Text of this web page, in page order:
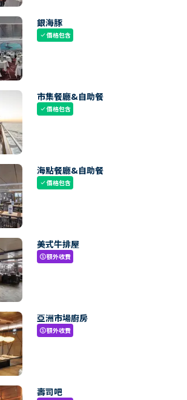
銀海豚
check價格包含
市集餐廳&自助餐
check價格包含
海點餐廳&自助餐
check價格包含
美式牛排屋
paid額外收費
亞洲市場廚房
paid額外收費
壽司吧